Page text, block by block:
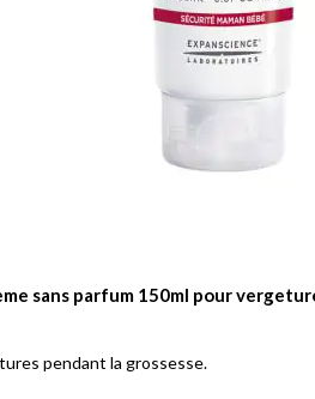
sans parfum 150ml pour
pendant la grossesse.